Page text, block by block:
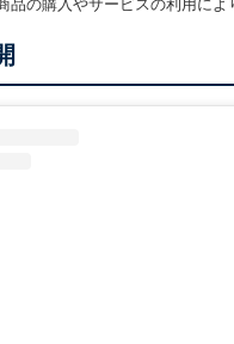
品の購入やサービスの利用に